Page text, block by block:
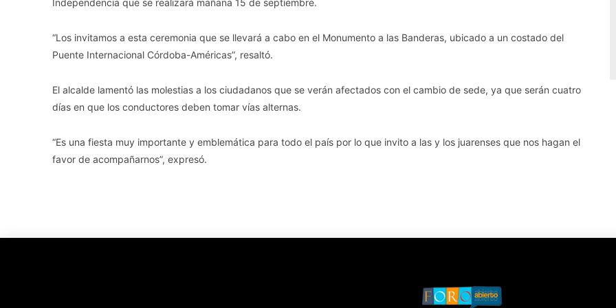
Independencia que se realizará mañana 15 de septiembre.
“Los invitamos a esta ceremonia que se llevará a cabo en el Monumento a las Banderas, ubicado a un costado del
Puente Internacional Córdoba-Américas”, resaltó.
El alcalde lamentó las molestias a los ciudadanos que se verán afectados con el cambio de sede, ya que serán cuatro
días en que los conductores deben tomar vías alternas.
“Es una fiesta muy importante y emblemática para todo el país por lo que invito a las y los juarenses que nos hagan el
favor de acompañarnos”, expresó.